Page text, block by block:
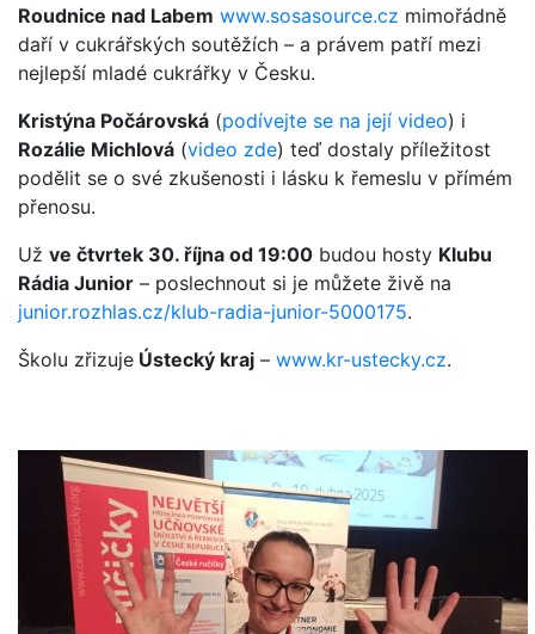
Roudnice nad Labem www.sosasource.cz mimořádně
daří v cukrářských soutěžích – a právem patří mezi
nejlepší mladé cukrářky v Česku.
Kristýna Počárovská (podívejte se na její video) i
Rozálie Michlová (video zde) teď dostaly příležitost
podělit se o své zkušenosti i lásku k řemeslu v přímém
přenosu.
Už ve čtvrtek 30. října od 19:00 budou hosty Klubu
Rádia Junior – poslechnout si je můžete živě na
junior.rozhlas.cz/klub-radia-junior-5000175.
Školu zřizuje Ústecký kraj – www.kr-ustecky.cz.